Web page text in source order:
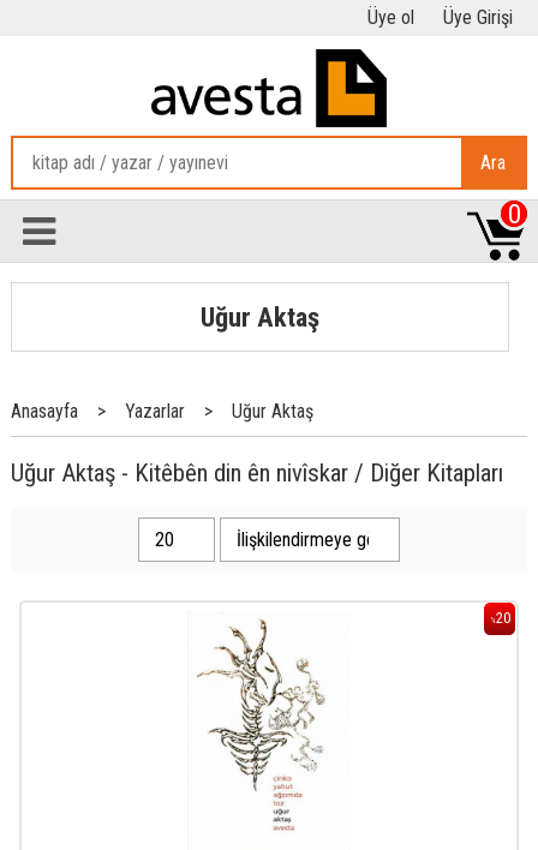
Üye ol Üye Girişi
Ara
0
Uğur Aktaş
Anasayfa > Yazarlar > Uğur Aktaş
Uğur Aktaş - Kitêbên din ên nivîskar / Diğer Kitapları
%20